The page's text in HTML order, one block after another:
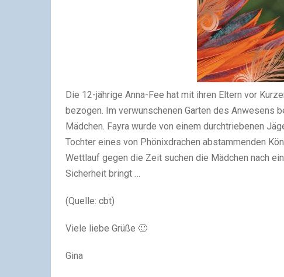
Die 12-jährige Anna-Fee hat mit ihren Eltern vor
bezogen. Im verwunschenen Garten des Anwesens
Mädchen. Fayra wurde von einem durchtriebenen
Tochter eines von Phönixdrachen abstammenden
Wettlauf gegen die Zeit suchen die Mädchen nach
Sicherheit bringt …
(Quelle: cbt)
Viele liebe Grüße 🙂
Gina